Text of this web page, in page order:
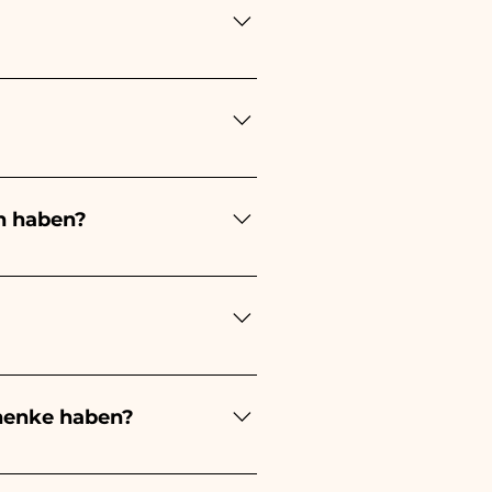
lange! Der Zeitpunkt
stattfindet, kontaktieren
haben?
je nach Art der
wird es weiß sein -
kümmern müssen.
haben?
an, außerdem